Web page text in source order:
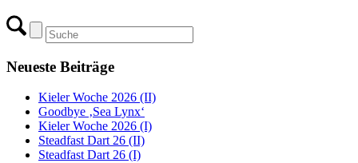
Neueste Beiträge
Kieler Woche 2026 (II)
Goodbye ‚Sea Lynx‘
Kieler Woche 2026 (I)
Steadfast Dart 26 (II)
Steadfast Dart 26 (I)